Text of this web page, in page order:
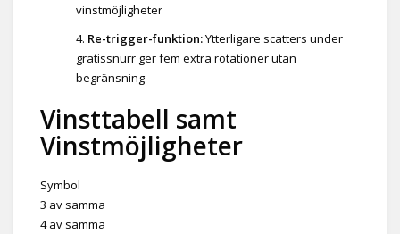
vinstmöjligheter
Re-trigger-funktion:Ytterligare scatters under
gratissnurr ger fem extra rotationer utan
begränsning
Vinsttabell samt
Vinstmöjligheter
Symbol
3 av samma
4 av samma